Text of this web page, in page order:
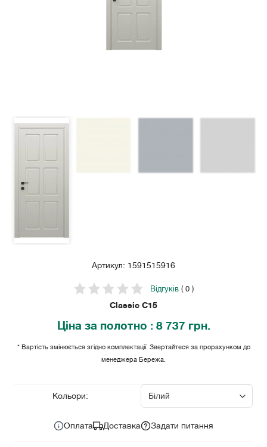
Артикул: 1591515916
Відгуків( 0 )
Classic С15
Ціна за полотно : 8 737 грн.
* Вартість змінюється згідно комплектації. Звертайтеся за прорахунком до
менеджера Бережа.
Кольори:
Оплата Доставка Задати питання